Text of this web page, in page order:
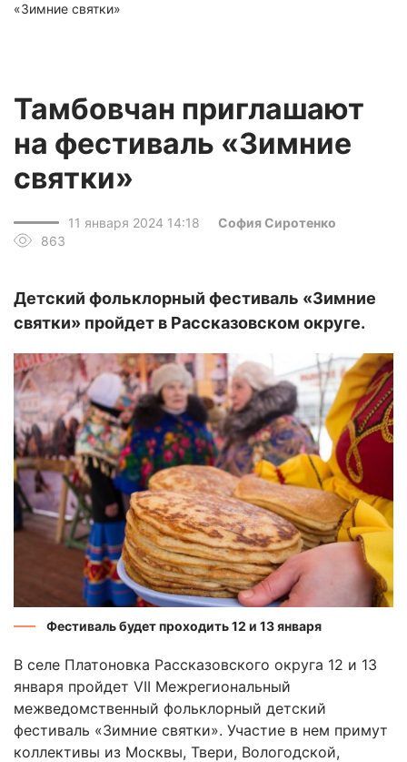
«Зимние святки»
Тамбовчан приглашают
на фестиваль «Зимние
святки»
11 января 2024 14:18
София Сиротенко
863
Детский фольклорный фестиваль «Зимние
святки» пройдет в Рассказовском округе.
Фестиваль будет проходить 12 и 13 января
В селе Платоновка Рассказовского округа 12 и 13
января пройдет VII Межрегиональный
межведомственный фольклорный детский
фестиваль «Зимние святки». Участие в нем примут
коллективы из Москвы, Твери, Вологодской,